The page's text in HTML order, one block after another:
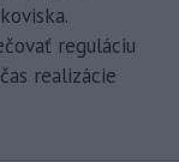
reguláciu
realizácie